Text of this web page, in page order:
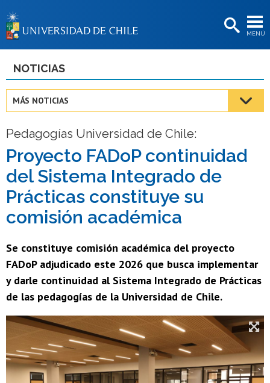
MENÚ
BIBLIOTECAS
Estudiantes
Académicas/os
Funcionarias/os
Egresadas/os
NOTICIAS
MÁS NOTICIAS
Pedagogías Universidad de Chile:
Proyecto FADoP continuidad
del Sistema Integrado de
Prácticas constituye su
comisión académica
Se constituye comisión académica del proyecto
FADoP adjudicado este 2026 que busca implementar
y darle continuidad al Sistema Integrado de Prácticas
de las pedagogías de la Universidad de Chile.